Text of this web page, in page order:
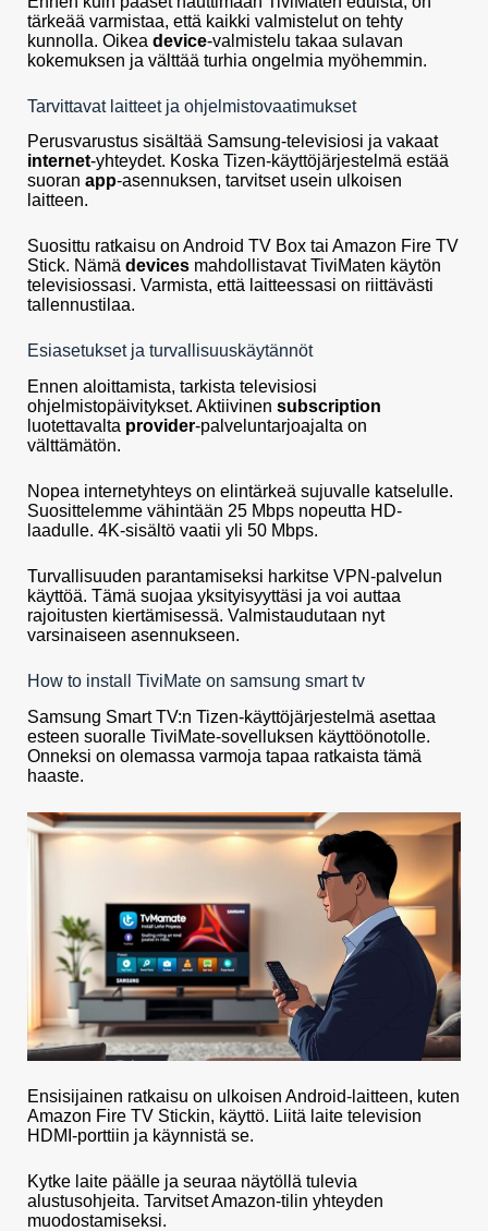
tärkeää varmistaa, että kaikki valmistelut on tehty
kunnolla. Oikea device-valmistelu takaa sulavan
kokemuksen ja välttää turhia ongelmia myöhemmin.
Tarvittavat laitteet ja ohjelmistovaatimukset
Perusvarustus sisältää Samsung-televisiosi ja vakaat
internet-yhteydet. Koska Tizen-käyttöjärjestelmä estää
suoran app-asennuksen, tarvitset usein ulkoisen
laitteen.
Suosittu ratkaisu on Android TV Box tai Amazon Fire TV
Stick. Nämä devices mahdollistavat TiviMaten käytön
televisiossasi. Varmista, että laitteessasi on riittävästi
tallennustilaa.
Esiasetukset ja turvallisuuskäytännöt
Ennen aloittamista, tarkista televisiosi
ohjelmistopäivitykset. Aktiivinen subscription
luotettavalta provider-palveluntarjoajalta on
välttämätön.
Nopea internetyhteys on elintärkeä sujuvalle katselulle.
Suosittelemme vähintään 25 Mbps nopeutta HD-
laadulle. 4K-sisältö vaatii yli 50 Mbps.
Turvallisuuden parantamiseksi harkitse VPN-palvelun
käyttöä. Tämä suojaa yksityisyyttäsi ja voi auttaa
rajoitusten kiertämisessä. Valmistaudutaan nyt
varsinaiseen asennukseen.
How to install TiviMate on samsung smart tv
Samsung Smart TV:n Tizen-käyttöjärjestelmä asettaa
esteen suoralle TiviMate-sovelluksen käyttöönotolle.
Onneksi on olemassa varmoja tapaa ratkaista tämä
haaste.
Ensisijainen ratkaisu on ulkoisen Android-laitteen, kuten
Amazon Fire TV Stickin, käyttö. Liitä laite television
HDMI-porttiin ja käynnistä se.
Kytke laite päälle ja seuraa näytöllä tulevia
alustusohjeita. Tarvitset Amazon-tilin yhteyden
muodostamiseksi.